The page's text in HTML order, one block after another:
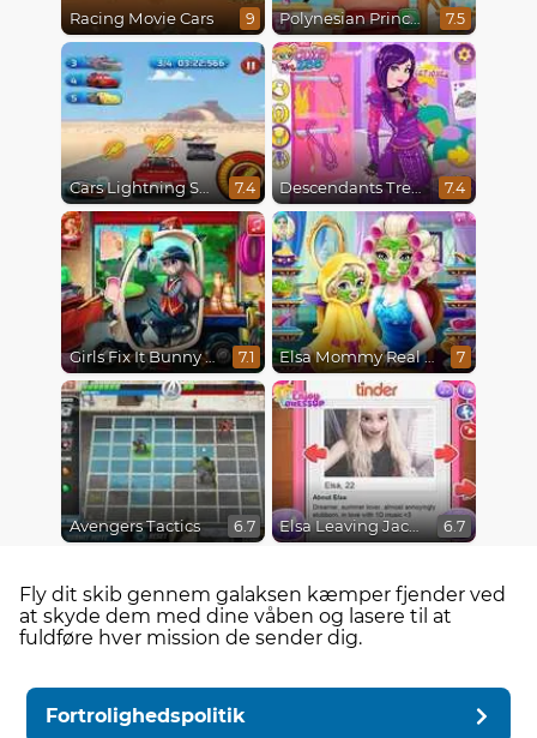
Racing Movie Cars 9 Polynesian Princess Real Haircuts 7.5
Cars Lightning Speed 7.4 Descendants Trendsetters 7.4
Girls Fix It Bunny Car 7.1 Elsa Mommy Real Makeover 7
Avengers Tactics 6.7 Elsa Leaving Jack Frost 6.7
Fly dit skib gennem galaksen kæmper fjender ved
at skyde dem med dine våben og lasere til at
fuldføre hver mission de sender dig.
Fortrolighedspolitik